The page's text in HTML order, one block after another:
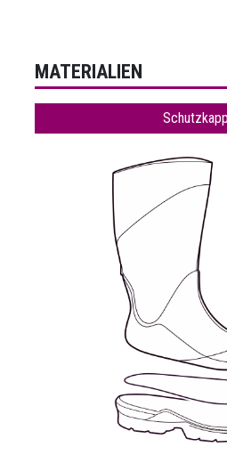
MATERIALIEN